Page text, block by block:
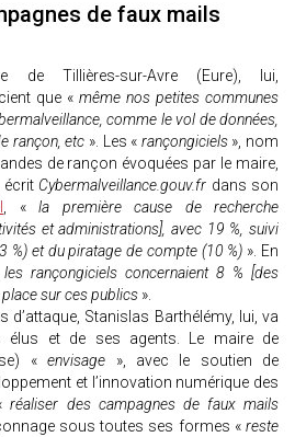
de faux mails
de Tillières-sur-Avre (Eure), lui,
que « même nos petites communes
comme le vol de données,
rançon, etc ». Les « rançongiciels», nom
de rançon évoquées par le maire,
écrit Cybermalveillance.gouv.fr dans son
, « la première cause de recherche
et administrations], avec 19 %, suivi
%) et du piratage de compte (10 %) ». En
les rançongiciels concernaient 8 % [des
sur ces publics ».
Stanislas Barthélémy, lui, va
élus et de ses agents. Le maire de
«envisage », avec le soutien de
et l’innovation numérique des
réaliser des campagnes de faux mails
sous toutes ses formes « reste